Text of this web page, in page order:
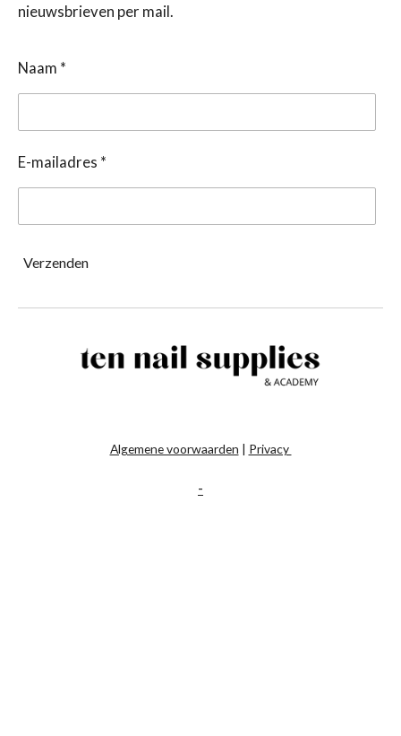
nieuwsbrieven per mail.
Naam *
E-mailadres *
Verzenden
Algemene voorwaarden | Privacy
-